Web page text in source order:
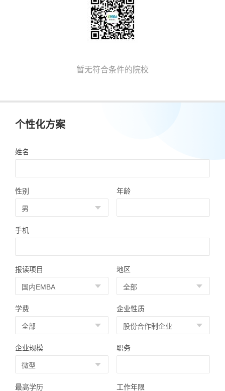
山东 安徽
广州
暂无符合条件的院校
个性化方案
姓名
性别 年龄
手机
报读项目 地区
学费 企业性质
企业规模 职务
最高学历 工作年限